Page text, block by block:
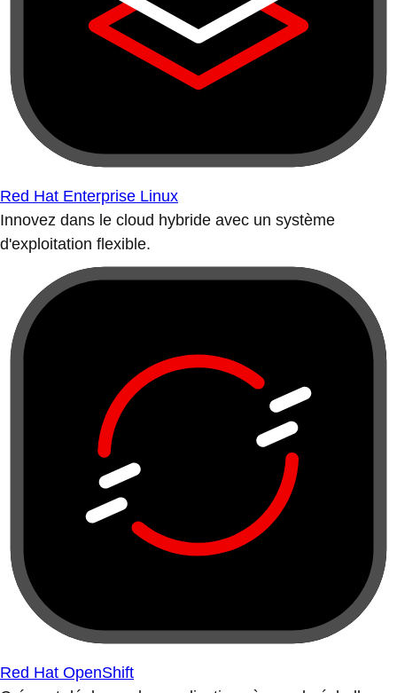
Red Hat Enterprise Linux
Innovez dans le cloud hybride avec un système
d'exploitation flexible.
Red Hat OpenShift